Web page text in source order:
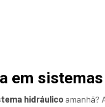
em
hidráulicoamanhã?